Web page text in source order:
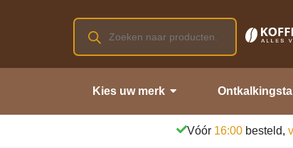
Kies uw merk
Vóór 16:00 besteld,